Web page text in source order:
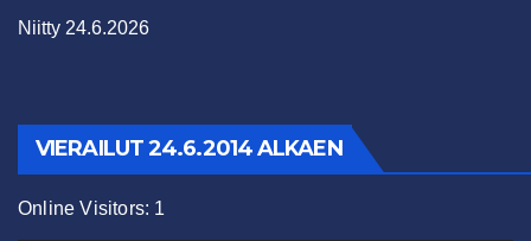
Niitty 24.6.2026
VIERAILUT 24.6.2014 ALKAEN
Online Visitors: 1